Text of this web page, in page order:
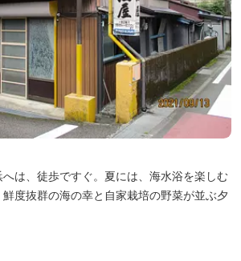
は、徒歩ですぐ。夏には、海水浴を楽しむ
度抜群の海の幸と自家栽培の野菜が並ぶ夕